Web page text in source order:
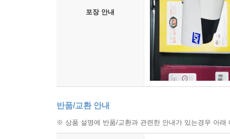
포장 안내
반품/교환 안내
※ 상품 설명에 반품/교환과 관련한 안내가 있는경우 아